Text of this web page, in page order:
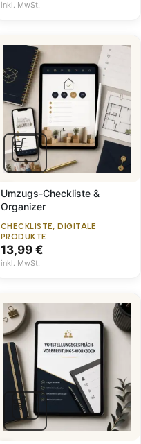
inkl. MwSt.
Umzugs-Checkliste &
Organizer
CHECKLISTE
DIGITALE
PRODUKTE
13,99 €
inkl. MwSt.